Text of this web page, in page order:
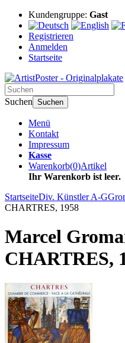
Kundengruppe: Gast
Registrieren
Anmelden
Startseite
Suchen Suchen
Menü
Kontakt
Impressum
Kasse
Warenkorb(0)Artikel
Ihr Warenkorb ist leer.
StartseiteDiv. Künstler A-G
CHARTRES, 1958
Marcel
CHARTRES,